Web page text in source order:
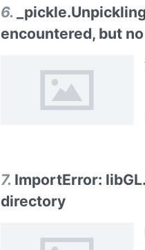
6.
encountered, but
7. ImportError:
directory